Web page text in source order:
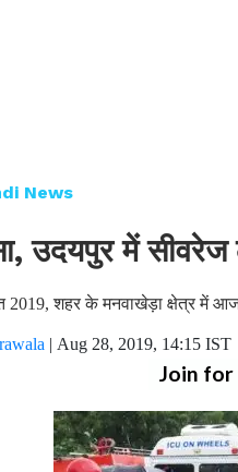
News
उदयपुर में सीवरेज
शहर के मनवाखेड़ा क्षेत्र में आज
| Aug 28, 2019, 14:15 IST
Join for